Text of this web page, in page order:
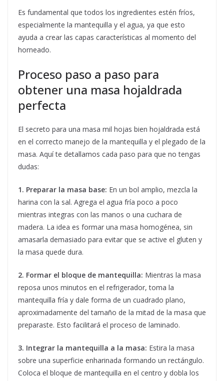
Es fundamental que todos los ingredientes estén fríos,
especialmente la mantequilla y el agua, ya que esto
ayuda a crear las capas características al momento del
horneado.
Proceso paso a paso para
obtener una masa hojaldrada
perfecta
El secreto para una masa mil hojas bien hojaldrada está
en el correcto manejo de la mantequilla y el plegado de la
masa. Aquí te detallamos cada paso para que no tengas
dudas:
1. Preparar la masa base: En un bol amplio, mezcla la
harina con la sal. Agrega el agua fría poco a poco
mientras integras con las manos o una cuchara de
madera. La idea es formar una masa homogénea, sin
amasarla demasiado para evitar que se active el gluten y
la masa quede dura.
2. Formar el bloque de mantequilla: Mientras la masa
reposa unos minutos en el refrigerador, toma la
mantequilla fría y dale forma de un cuadrado plano,
aproximadamente del tamaño de la mitad de la masa que
preparaste. Esto facilitará el proceso de laminado.
3. Integrar la mantequilla a la masa: Estira la masa
sobre una superficie enharinada formando un rectángulo.
Coloca el bloque de mantequilla en el centro y dobla los